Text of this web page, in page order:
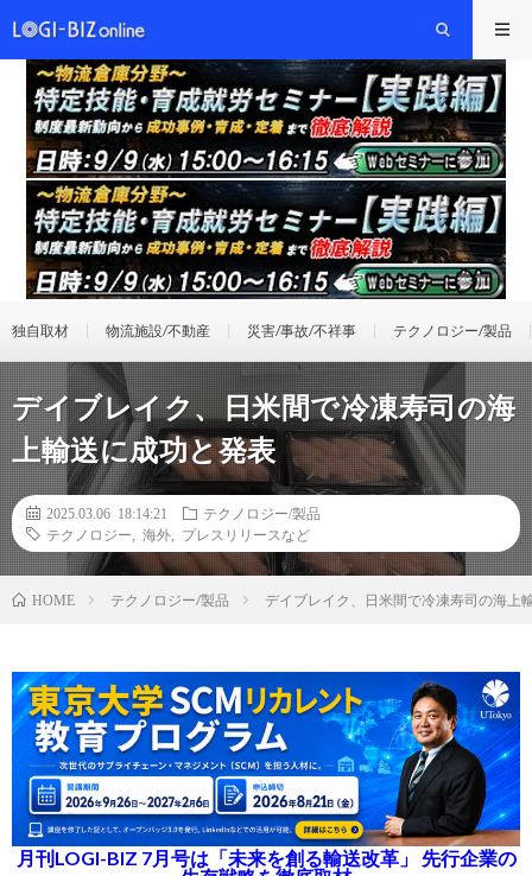
独自取材 物流施設/不動産 災害/事故/不祥事 テクノロジー/製品
デイブレイク、日米間で冷凍寿司の海
上輸送に成功と発表
2025.03.06 18:14:21
テクノロジー/製品
テクノロジー
海外 プレスリリースなど
HOME テクノロジー/製品 デイブレイク、日米間で冷凍寿司の海上
月刊LOGI-BIZ 7月号は「未来を創る輸送改革」 先行企業の